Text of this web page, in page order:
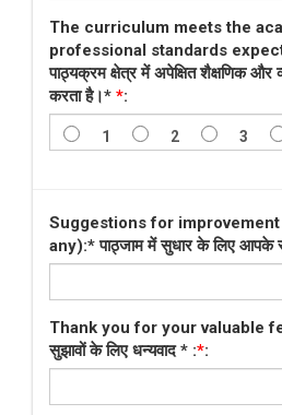
The curriculum meets the
professional standards
पाठ्यक्रम क्षेत्र में अपेक्षित शैक्षणिक और
करता है।* *:
1 2 3
Suggestions for
any):* पाठ्जाम में सुधार के लिए आपके
Thank you for your valuable
सुझावों के लिए धन्यवाद * :*: